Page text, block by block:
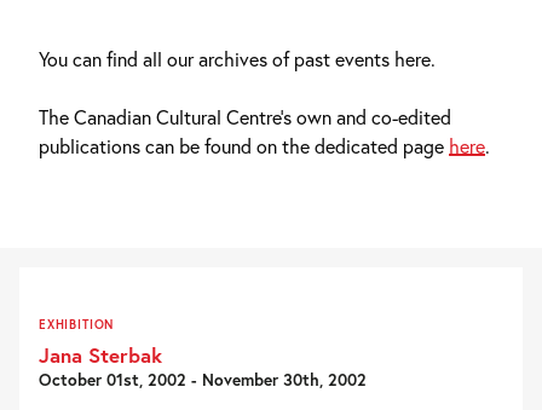
You can find all our archives of past events here.
The Canadian Cultural Centre’s own and co-edited
publications can be found on the dedicated page here.
EXHIBITION
Jana Sterbak
October 01st, 2002 - November 30th, 2002